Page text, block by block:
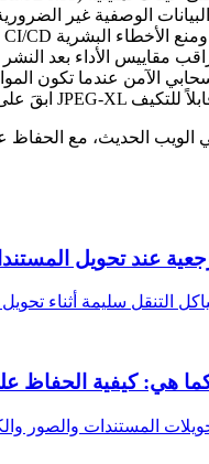
الوصفية غير
مقاييس الأداء
الآمن
ابقَ
الويب الحديث، مع
عند تحويل
هي: كيفية الحفاظ